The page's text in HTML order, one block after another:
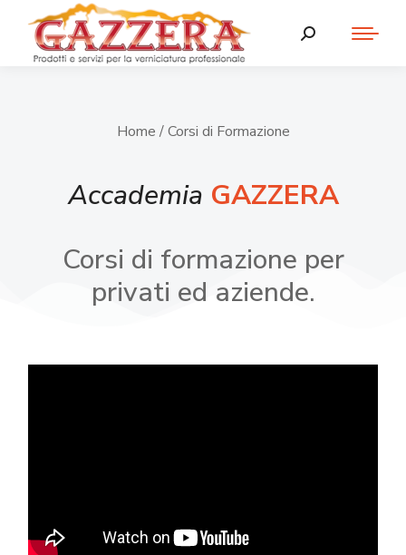
Home / Corsi di Formazione
Accademia GAZZERA
Corsi di formazione per
privati ed aziende.